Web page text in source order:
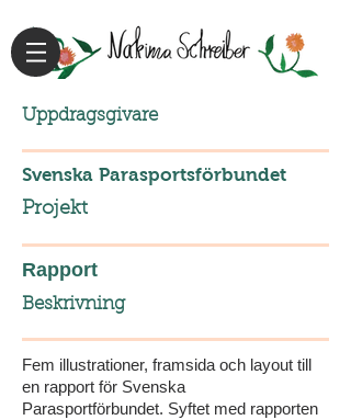
Uppdragsgivare
Svenska Parasportsförbundet
Projekt
Rapport
Beskrivning
Fem illustrationer, framsida och layout till
en rapport för Svenska
Parasportförbundet. Syftet med rapporten